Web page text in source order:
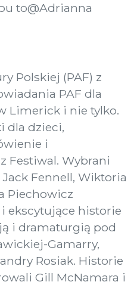
to@Adrianna
Polskiej (PAF) z
PAF dla
Limerick i nie tylko.
dla dzieci,
i
Festiwal. Wybrani
Fennell, Wiktoria
Piechowicz
ekscytujące historie
i dramaturgią pod
Gamarry,
Rosiak. Historie
Gill McNamara i